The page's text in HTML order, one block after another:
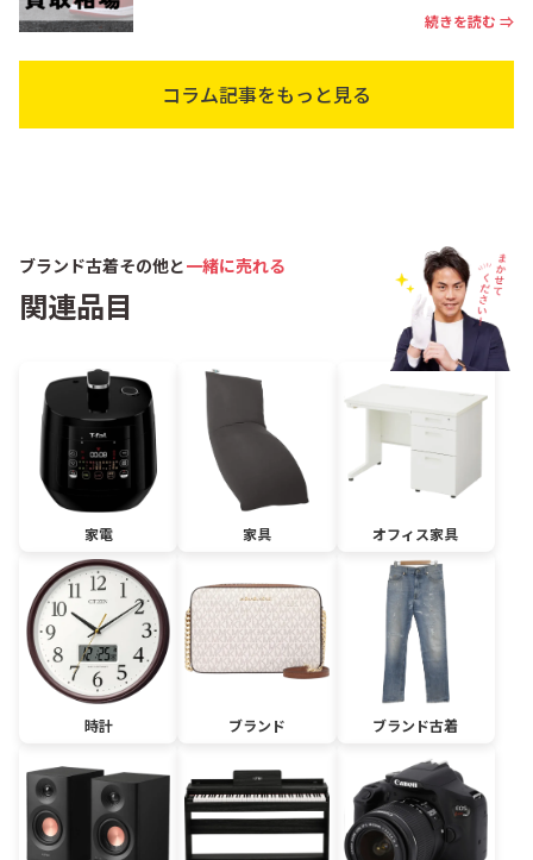
続きを読む ⇒
コラム記事をもっと見る
ブランド古着その他と一緒に売れる
関連品目
家電 家具 オフィス家具
時計 ブランド ブランド古着